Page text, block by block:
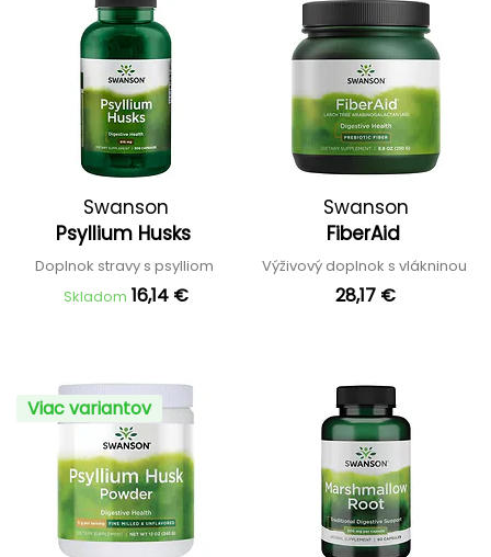
Swanson
Psyllium Husks
Doplnok stravy s psylliom
Skladom 16,14 €
Swanson
FiberAid
Výživový doplnok s vlákninou
28,17 €
Viac variantov